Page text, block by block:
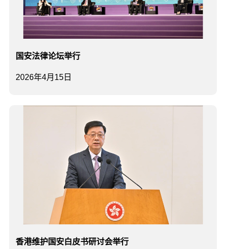
2026年4月15日
国安法律论坛举行
香港维护国安白皮书研讨会举行